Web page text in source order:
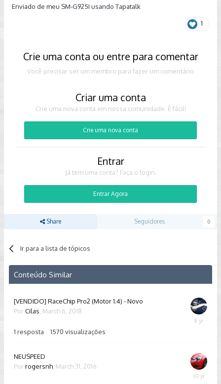
Enviado de meu SM-G925I usando Tapatalk
1
Crie uma conta ou entre para comentar
Você precisar ser um membro para fazer um comentário
Criar uma conta
Crie uma nova conta em nossa comunidade. É fácil!
Crie uma nova conta
Entrar
Já tem uma conta? Faça o login.
Entrar Agora
Share Seguidores 0
Ir para a lista de tópicos
Conteúdo Similar
[VENDIDO] RaceChip Pro2 (Motor 1.4) - Novo
Por Cilas March 6, 2018
1 resposta 1570 visualizações
March
NEUSPEED
Por rogersnh March 31, 2016
March